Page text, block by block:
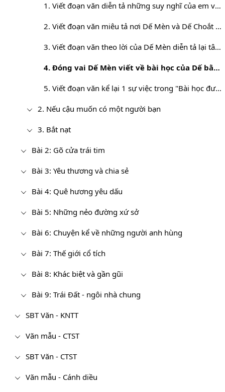
1. Viết đoạn văn diễn tả những suy nghĩ của em về nhân vật Dế Mèn
2. Viết đoạn văn miêu tả nơi Dế Mèn và Dế Choắt sinh sống theo trí tưởng tượng
3. Viết đoạn văn theo lời của Dế Mèn diễn tả lại tâm trạng của Dế Mèn sau khi chôn cất Dế Choắt
4. Đóng vai Dế Mèn viết về bài học của Dế bằng đoạn văn dùng ít nhất 2 câu mở rộng thành phần...
5. Viết đoạn văn kể lại 1 sự việc trong "Bài học đường đời đầu tiên" bằng lời nhân vật tự chọn
2. Nếu cậu muốn có một người bạn
3. Bắt nạt
Bài 2: Gõ cửa trái tim
Bài 3: Yêu thương và chia sẻ
Bài 4: Quê hương yêu dấu
Bài 5: Những nẻo đường xứ sở
Bài 6: Chuyện kể về những người anh hùng
Bài 7: Thế giới cổ tích
Bài 8: Khác biệt và gần gũi
Bài 9: Trái Đất - ngôi nhà chung
SBT Văn - KNTT
Văn mẫu - CTST
SBT Văn - CTST
Văn mẫu - Cánh diều